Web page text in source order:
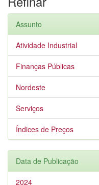
Assunto
Atividade Industrial
Finanças Públicas
Nordeste
Serviços
Índices de Preços
Data de Publicação
2024